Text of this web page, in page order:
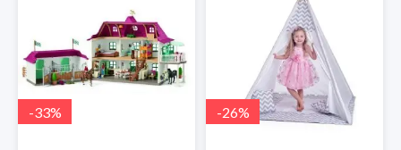
-33% -26%